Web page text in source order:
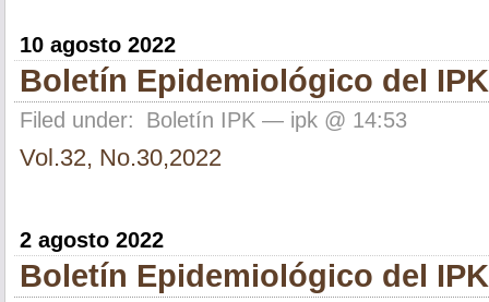
10 agosto 2022
Boletín Epidemiológico del
Filed under: Boletín IPK — ipk @ 14:53
Vol.32, No.30,2022
2 agosto 2022
Boletín Epidemiológico del